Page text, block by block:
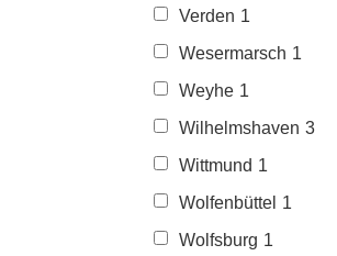
Verden 1
Wesermarsch 1
Weyhe 1
Wilhelmshaven 3
Wittmund 1
Wolfenbüttel 1
Wolfsburg 1